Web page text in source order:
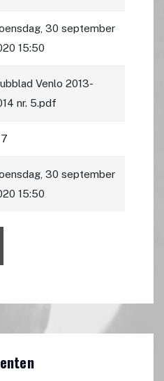
30 september
15:50
Venlo 2013-
nr. 5.pdf
30 september
15:50